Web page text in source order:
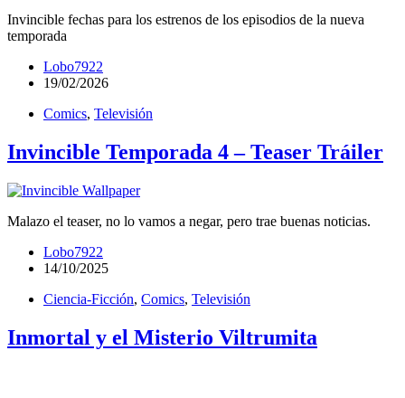
Invincible fechas para los estrenos de los episodios de la nueva
temporada
Lobo7922
19/02/2026
Comics, Televisión
Invincible Temporada 4 – Teaser Tráiler
Malazo el teaser, no lo vamos a negar, pero trae buenas noticias.
Lobo7922
14/10/2025
Ciencia-Ficción, Comics, Televisión
Inmortal y el Misterio Viltrumita